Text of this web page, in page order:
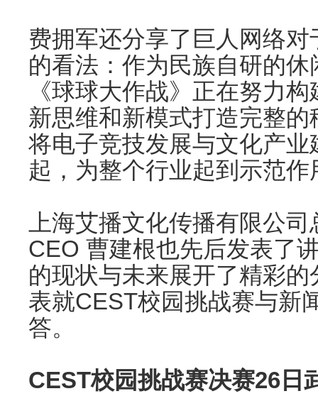
费拥军还分享了巨人网络
的看法：作为民族自研的
《球球大作战》正在努力
新思维和新模式打造完整
将电子竞技发展与文化产
起，为整个行业起到示范作
上海艾播文化传播有限公
CEO 曹建根也先后发表了
的现状与未来展开了精彩
表就CEST校园挑战赛与新
答。
CEST校园挑战赛决赛26日